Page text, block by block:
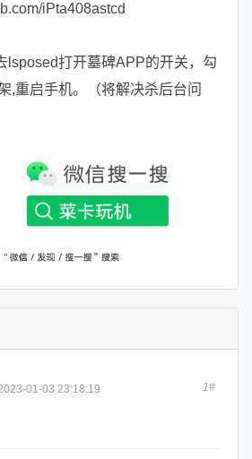
iPta408astcd
lsposed打开墓碑APP的开关，勾
,重启手机。（将解决杀后台问
01-03 23:18:19 1#